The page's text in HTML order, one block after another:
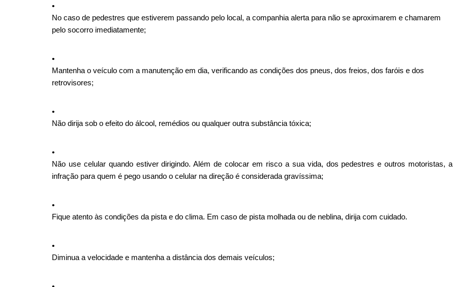
No caso de pedestres que estiverem passando pelo local, a companhia alerta para não se aproximarem e chamarem
pelo socorro imediatamente;
Mantenha o veículo com a manutenção em dia, verificando as condições dos pneus, dos freios, dos faróis e dos
retrovisores;
Não dirija sob o efeito do álcool, remédios ou qualquer outra substância tóxica;
Não use celular quando estiver dirigindo. Além de colocar em risco a sua vida, dos pedestres e outros motoristas, a
infração para quem é pego usando o celular na direção é considerada gravíssima;
Fique atento às condições da pista e do clima. Em caso de pista molhada ou de neblina, dirija com cuidado.
Diminua a velocidade e mantenha a distância dos demais veículos;